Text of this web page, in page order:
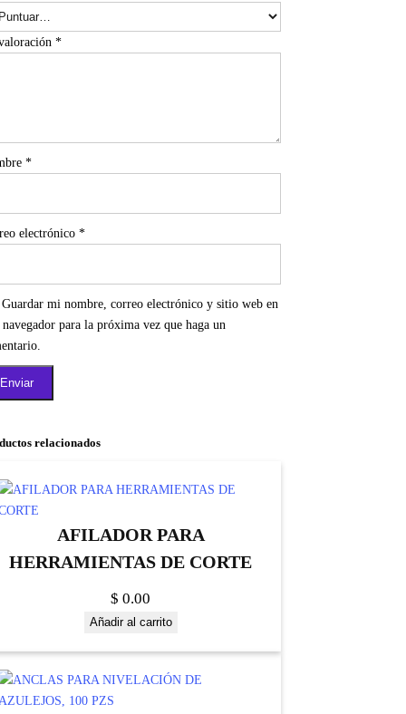
*
*
electrónico *
Guardar mi nombre, correo electrónico y sitio web en
navegador para la próxima vez que haga un
relacionados
AFILADOR PARA
HERRAMIENTAS DE CORTE
$ 0.00
Añadir al carrito